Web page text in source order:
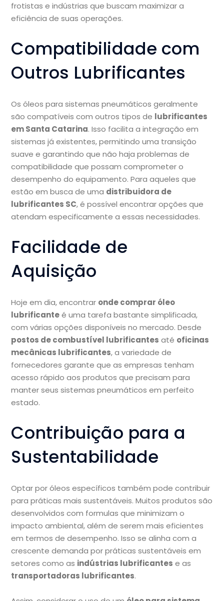
frotistas e indústrias que buscam maximizar a
eficiência de suas operações.
Compatibilidade com
Outros Lubrificantes
Os óleos para sistemas pneumáticos geralmente
são compatíveis com outros tipos de lubrificantes
em Santa Catarina. Isso facilita a integração em
sistemas já existentes, permitindo uma transição
suave e garantindo que não haja problemas de
compatibilidade que possam comprometer o
desempenho do equipamento. Para aqueles que
estão em busca de uma distribuidora de
lubrificantes SC, é possível encontrar opções que
atendam especificamente a essas necessidades.
Facilidade de
Aquisição
Hoje em dia, encontrar onde comprar óleo
lubrificanteé uma tarefa bastante simplificada,
com várias opções disponíveis no mercado. Desde
postos de combustível lubrificantes até oficinas
mecânicas lubrificantes, a variedade de
fornecedores garante que as empresas tenham
acesso rápido aos produtos que precisam para
manter seus sistemas pneumáticos em perfeito
estado.
Contribuição para a
Sustentabilidade
Optar por óleos específicos também pode contribuir
para práticas mais sustentáveis. Muitos produtos são
desenvolvidos com formulas que minimizam o
impacto ambiental, além de serem mais eficientes
em termos de desempenho. Isso se alinha com a
crescente demanda por práticas sustentáveis em
setores como as indústrias lubrificantes e as
transportadoras lubrificantes.